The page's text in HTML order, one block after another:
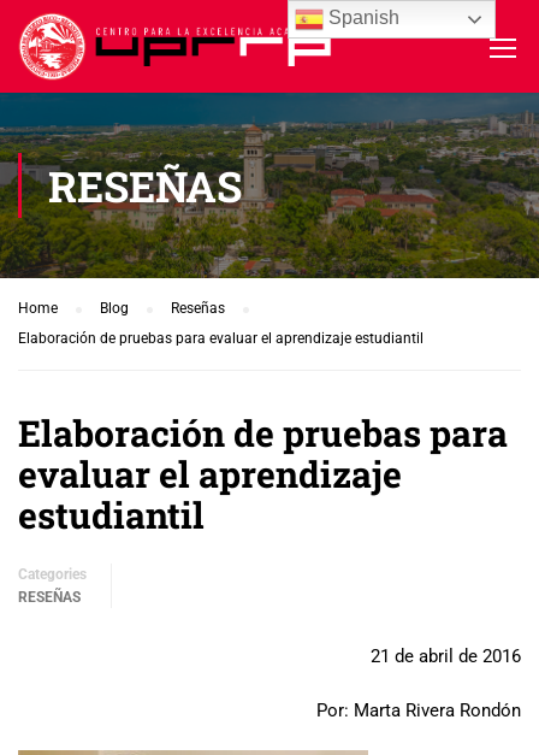
RESEÑAS
Home Blog
Reseñas
Elaboración de pruebas para evaluar el aprendizaje estudiantil
Elaboración de pruebas para
evaluar el aprendizaje
estudiantil
Categories
RESEÑAS
21 de abril de 2016
Por: Marta Rivera Rondón
Spanish